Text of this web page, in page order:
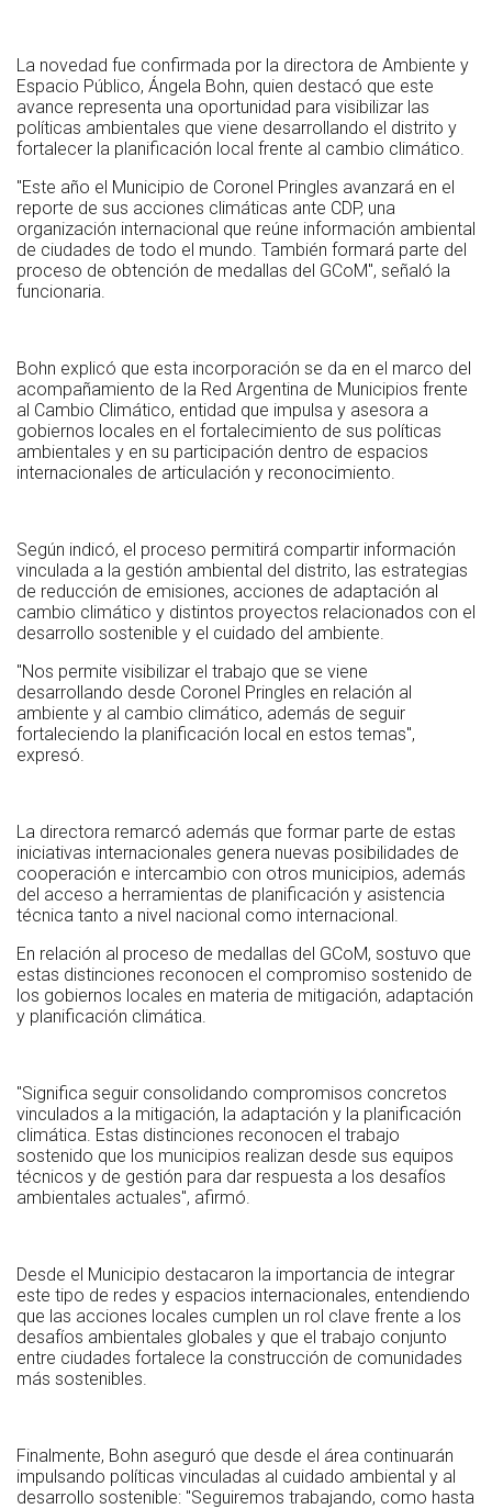
La novedad fue confirmada por la directora de Ambiente y
Espacio Público, Ángela Bohn, quien destacó que este
avance representa una oportunidad para visibilizar las
políticas ambientales que viene desarrollando el distrito y
fortalecer la planificación local frente al cambio climático.
"Este año el Municipio de Coronel Pringles avanzará en el
reporte de sus acciones climáticas ante CDP, una
organización internacional que reúne información ambiental
de ciudades de todo el mundo. También formará parte del
proceso de obtención de medallas del GCoM", señaló la
funcionaria.
Bohn explicó que esta incorporación se da en el marco del
acompañamiento de la Red Argentina de Municipios frente
al Cambio Climático, entidad que impulsa y asesora a
gobiernos locales en el fortalecimiento de sus políticas
ambientales y en su participación dentro de espacios
internacionales de articulación y reconocimiento.
Según indicó, el proceso permitirá compartir información
vinculada a la gestión ambiental del distrito, las estrategias
de reducción de emisiones, acciones de adaptación al
cambio climático y distintos proyectos relacionados con el
desarrollo sostenible y el cuidado del ambiente.
"Nos permite visibilizar el trabajo que se viene
desarrollando desde Coronel Pringles en relación al
ambiente y al cambio climático, además de seguir
fortaleciendo la planificación local en estos temas",
expresó.
La directora remarcó además que formar parte de estas
iniciativas internacionales genera nuevas posibilidades de
cooperación e intercambio con otros municipios, además
del acceso a herramientas de planificación y asistencia
técnica tanto a nivel nacional como internacional.
En relación al proceso de medallas del GCoM, sostuvo que
estas distinciones reconocen el compromiso sostenido de
los gobiernos locales en materia de mitigación, adaptación
y planificación climática.
"Significa seguir consolidando compromisos concretos
vinculados a la mitigación, la adaptación y la planificación
climática. Estas distinciones reconocen el trabajo
sostenido que los municipios realizan desde sus equipos
técnicos y de gestión para dar respuesta a los desafíos
ambientales actuales", afirmó.
Desde el Municipio destacaron la importancia de integrar
este tipo de redes y espacios internacionales, entendiendo
que las acciones locales cumplen un rol clave frente a los
desafíos ambientales globales y que el trabajo conjunto
entre ciudades fortalece la construcción de comunidades
más sostenibles.
Finalmente, Bohn aseguró que desde el área continuarán
impulsando políticas vinculadas al cuidado ambiental y al
desarrollo sostenible: "Seguiremos trabajando, como hasta